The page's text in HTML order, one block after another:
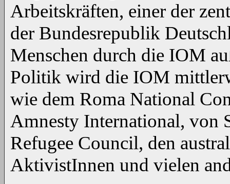
Arbeitskräften, einer der
der Bundesrepublik
Menschen durch die IOM
Politik wird die IOM
wie dem Roma National
Amnesty International, von
Refugee Council, den
AktivistInnen und vielen